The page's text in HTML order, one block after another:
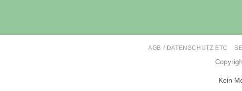
AGB / DATENSCHUTZ ETC
Kein